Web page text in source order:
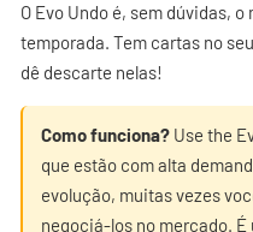
O Evo Undo é, sem dúvidas,
temporada. Tem cartas no
dê descarte nelas!
Como funciona? Use the
que estão com alta
evolução, muitas vezes
negociá-los no mercado. É